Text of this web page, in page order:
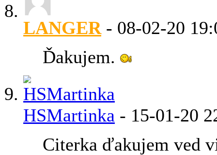
LANGER- 08-02-20
Ďakujem.
HSMartinka - 15-01-20
Citerka ďakujem ved